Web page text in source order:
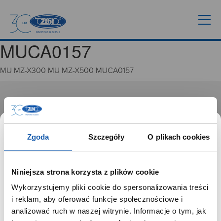
Zgoda Szczegóły O plikach cookies
Niniejsza strona korzysta z plików cookie
Wykorzystujemy pliki cookie do spersonalizowania treści
i reklam, aby oferować funkcje społecznościowe i
analizować ruch w naszej witrynie. Informacje o tym, jak
MUCA0157
MU MZ-X300 MU MZ-X500 MUCA0157
GRUPA ZIBI
Historia
Misja, wizja i wartości Grupy Zibi
Ważne daty
Zgoda na ciasteczka
PRODUKTY
Zegarki
SZANOWNY UŻYTKOWNIKU,
SZANOWNA UŻYTKOWNICZKO